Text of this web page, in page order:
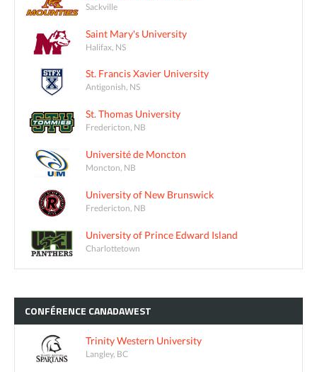
Sackville
Saint Mary's University
Halifax, NS
St. Francis Xavier University
Antigonish, NS
St. Thomas University
Fredericton, NB
Université de Moncton
Moncton, NB
University of New Brunswick
Fredericton, NB
University of Prince Edward Island
Charlottetown
CONFÉRENCE CANADAWEST
Trinity Western University
Langley, BC